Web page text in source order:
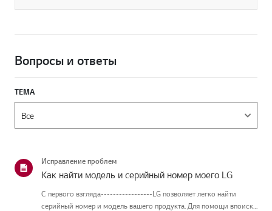
Вопросы и ответы
ТЕМА
Исправление проблем
Как найти модель и серийный номер моего LG
С первого взгляда-----------------LG позволяет легко найти
серийный номер и модель вашего продукта. Для помощи впоиске